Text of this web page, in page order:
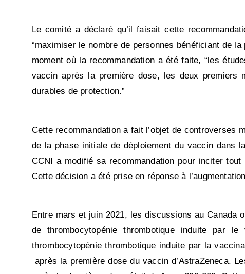
Le comité a déclaré qu’il faisait cette
“maximiser le nombre de personnes bénéficiant de
moment où la recommandation a été faite, “les
vaccin après la première dose, les deux premiers
durables de protection.”
Cette recommandation a fait l’objet de controverses
de la phase initiale de déploiement du vaccin dans
CCNI a modifié sa recommandation pour inciter
Cette décision a été prise en réponse à
Entre mars et juin 2021, les discussions au Canada
de thrombocytopénie thrombotique induite par
thrombocytopénie thrombotique induite par la
après la première dose du vaccin d’AstraZeneca.